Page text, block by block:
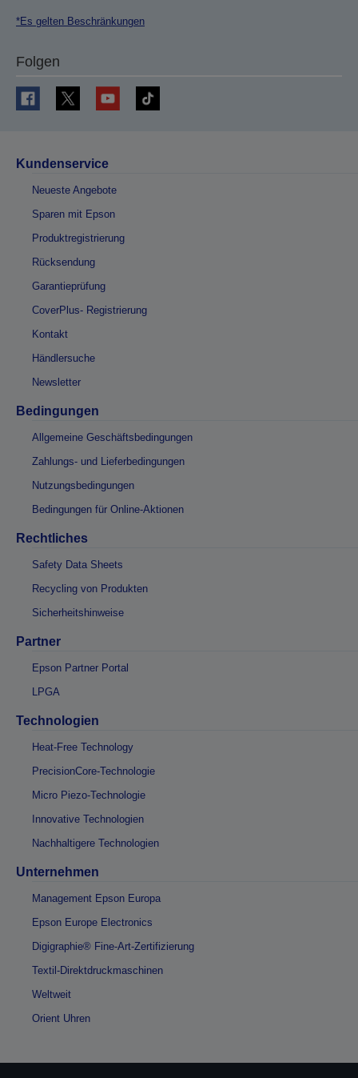
*Es gelten Beschränkungen
Folgen
Kundenservice
Neueste Angebote
Sparen mit Epson
Produktregistrierung
Rücksendung
Garantieprüfung
CoverPlus- Registrierung
Kontakt
Händlersuche
Newsletter
Bedingungen
Allgemeine Geschäftsbedingungen
Zahlungs- und Lieferbedingungen
Nutzungsbedingungen
Bedingungen für Online-Aktionen
Rechtliches
Safety Data Sheets
Recycling von Produkten
Sicherheitshinweise
Partner
Epson Partner Portal
LPGA
Technologien
Heat-Free Technology
PrecisionCore-Technologie
Micro Piezo-Technologie
Innovative Technologien
Nachhaltigere Technologien
Unternehmen
Management Epson Europa
Epson Europe Electronics
Digigraphie® Fine-Art-Zertifizierung
Textil-Direktdruckmaschinen
Weltweit
Orient Uhren